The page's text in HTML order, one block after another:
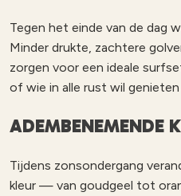
Tegen het einde van de dag
Minder drukte, zachtere
zorgen voor een ideale
of wie in alle rust wil
ADEMBENEMENDE
Tijdens zonsondergang
kleur — van goudgeel tot